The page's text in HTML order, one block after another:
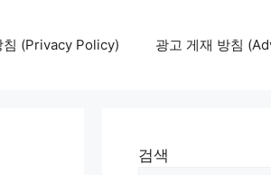
침 (Privacy Policy) 광고 게재 방침
검색